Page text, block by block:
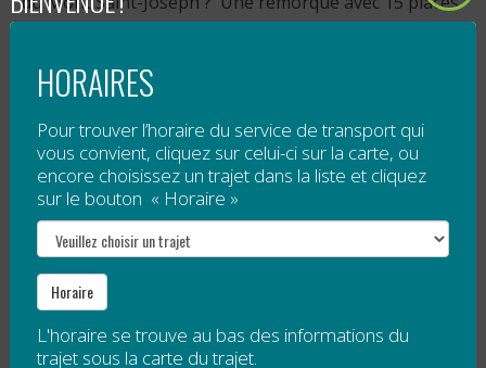
pour les vélos est disponible.
Tarification
Saint-Joseph;
payer ce que vous payer pour toute autre
destination (contribution volontaire).
Veuillez noter qu’un droit d’accès est obligatoire pour
le sommet de Mont Saint-Joseph. Ce droit d’accès
n’est pas compris dans le tarif de la navette.
Horaire spécial — Festival Bleu Bleu
HORAIRES
Pour trouver l’horaire du service de transport qui
vous convient, cliquez sur celui-ci sur la carte, ou
encore choisissez un trajet dans la liste et cliquez
sur le bouton « Horaire »
Horaire
L'horaire se trouve au bas des informations du
trajet sous la carte du trajet.